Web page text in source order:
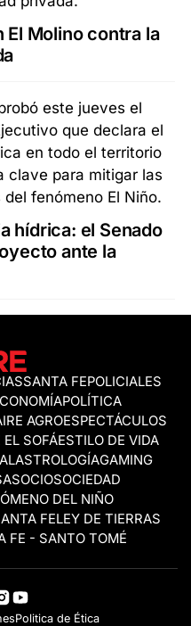
El Molino contra la
hídrica: el Senado
ante la
SANTA FEPOLICIALES
POLÍTICA
AGROESPECTÁCULOS
EL SOFÁESTILO DE VIDA
ASTROLOGÍAGAMING
OCIOSOCIEDAD
DEL NIÑO
FELEY DE TIERRAS
FE - SANTO TOMÉ
Politica de Ética